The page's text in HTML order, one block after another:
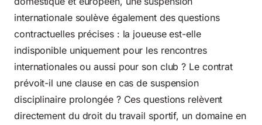
internationale soulève également des questions
contractuelles précises : la joueuse est-elle
indisponible uniquement pour les rencontres
internationales ou aussi pour son club ? Le contrat
prévoit-il une clause en cas de suspension
disciplinaire prolongée ? Ces questions relèvent
directement du droit du travail sportif, un domaine en